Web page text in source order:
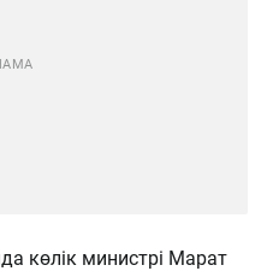
көлік министрі Марат